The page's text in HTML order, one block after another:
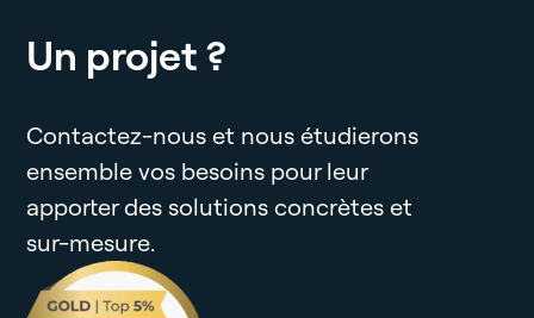
Un projet ?
Contactez-nous et nous étudierons
ensemble vos besoins pour leur
apporter des solutions concrètes et
sur-mesure.